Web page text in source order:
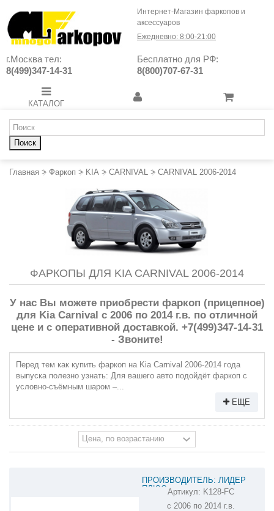
Интернет-Магазин фаркопов и
аксессуаров
Ежедневно: 8:00-21:00
г.Москва тел:
8(499)347-14-31
Бесплатно для РФ:
8(800)707-67-31
КАТАЛОГ
Поиск
Главная > Фаркоп > KIA > CARNIVAL > CARNIVAL 2006-2014
ФАРКОПЫ ДЛЯ KIA CARNIVAL 2006-2014
У нас Вы можете приобрести фаркоп (прицепное)
для Kia Carnival с 2006 по 2014 г.в. по отличной
цене и с оперативной доставкой. +7(499)347-14-31
- Звоните!
Перед тем как купить фаркоп на Kia Carnival 2006-2014 года
выпуска полезно узнать: Для вашего авто подойдёт фаркоп с
условно-съёмным шаром –...
ЕЩЕ
ПРОИЗВОДИТЕЛЬ: ЛИДЕР
ПЛЮС
ФАРКОП НА KIA CARNIVAL K128-
Артикул: K128-FC
с 2006 по 2014 г.в.